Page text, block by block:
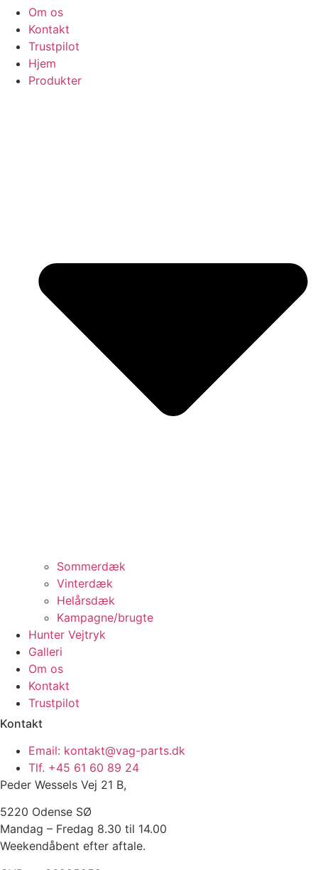
Om os
Kontakt
Trustpilot
Hjem
Produkter
Sommerdæk
Vinterdæk
Helårsdæk
Kampagne/brugte
Hunter Vejtryk
Galleri
Om os
Kontakt
Trustpilot
Kontakt
Email: kontakt@vag-parts.dk
Tlf. +45 61 60 89 24
Peder Wessels Vej 21 B,
5220 Odense SØ
Mandag – Fredag 8.30 til 14.00
Weekendåbent efter aftale.